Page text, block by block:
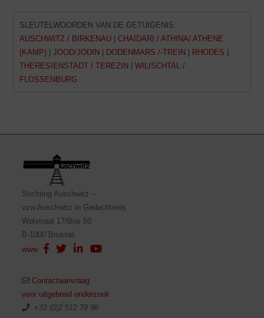
SLEUTELWOORDEN VAN DE GETUIGENIS:
AUSCHWITZ / BIRKENAU |CHAÏDARI / ATHINA/ ATHENE
(KAMP) |JOOD/JODIN DODENMARS /-TREIN RHODES
THERESIENSTADT / TEREZIN
|WILISCHTAL /
FLOSSENBURG
Stichting Auschwitz –
vzw Auschwitz in Gedachtenis
Wolstraat 17/Bus 50
B-1000 Brussel
www
Contactaanvraag
voor uitgebreid onderzoek
+32 (0)2 512 79 98